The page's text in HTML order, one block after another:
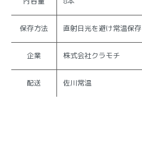
保存方法 直射日光を避け常温保存
企業 株式会社クラモチ
配送 佐川常温